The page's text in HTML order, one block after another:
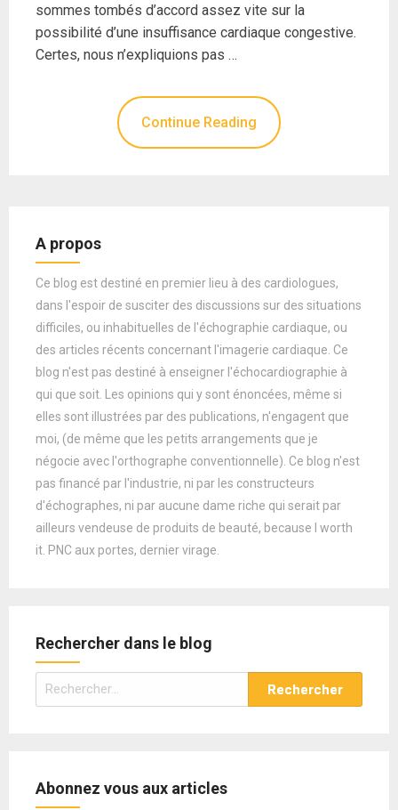
sommes tombés d’accord assez vite sur la
possibilité d’une insuffisance cardiaque congestive.
Certes, nous n’expliquions pas …
Continue Reading
A propos
Ce blog est destiné en premier lieu à des cardiologues,
dans l'espoir de susciter des discussions sur des situations
difficiles, ou inhabituelles de l'échographie cardiaque, ou
des articles récents concernant l'imagerie cardiaque. Ce
blog n'est pas destiné à enseigner l'échocardiographie à
qui que soit. Les opinions qui y sont énoncées, même si
elles sont illustrées par des publications, n'engagent que
moi, (de même que les petits arrangements que je
négocie avec l'orthographe conventionnelle). Ce blog n'est
pas financé par l'industrie, ni par les constructeurs
d'échographes, ni par aucune dame riche qui serait par
ailleurs vendeuse de produits de beauté, because I worth
it. PNC aux portes, dernier virage.
Rechercher dans le blog
Rechercher :
Abonnez vous aux articles